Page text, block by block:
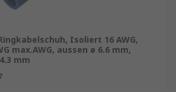
Ringkabelschuh, Isoliert 16 AWG,
max.AWG, aussen ø 6.6 mm,
mm